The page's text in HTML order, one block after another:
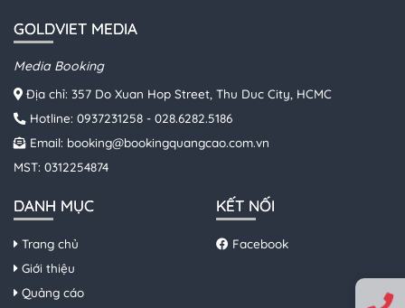
GOLDVIET MEDIA
Media Booking
Địa chỉ: 357 Do Xuan Hop Street, Thu Duc City, HCMC
Hotline: 0937231258 - 028.6282.5186
Email: booking@bookingquangcao.com.vn
MST: 0312254874
DANH MỤC
Trang chủ
Giới thiệu
Quảng cáo
KẾT NỐI
Facebook